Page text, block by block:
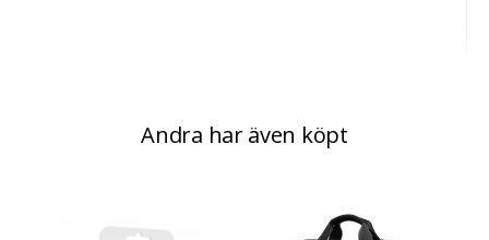
Andra har även köpt